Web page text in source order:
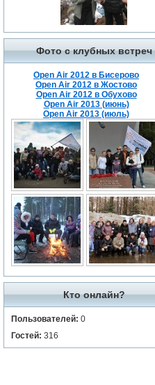
Фото с клубных встреч
Open Air 2012 в Бисерово
Open Air 2012 в Жостово
Open Air 2012 в Обухово
Open Air 2013 (июнь)
Open Air 2013 (июль)
Кто онлайн?
Пользователей: 0
Гостей: 316